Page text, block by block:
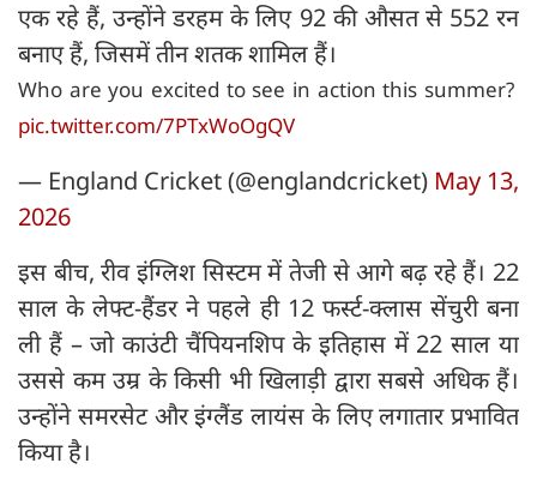
एक रहे हैं, उन्होंने डरहम के लिए 92 की औसत से 552 रन
बनाए हैं, जिसमें तीन शतक शामिल हैं।
Who are you excited to see in action this summer?
pic.twitter.com/7PTxWoOgQV
— England Cricket (@englandcricket) May 13,
2026
इस बीच, रीव इंग्लिश सिस्टम में तेजी से आगे बढ़ रहे हैं। 22
साल के लेफ्ट-हैंडर ने पहले ही 12 फर्स्ट-क्लास सेंचुरी बना
ली हैं – जो काउंटी चैंपियनशिप के इतिहास में 22 साल या
उससे कम उम्र के किसी भी खिलाड़ी द्वारा सबसे अधिक हैं।
उन्होंने समरसेट और इंग्लैंड लायंस के लिए लगातार प्रभावित
किया है।